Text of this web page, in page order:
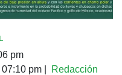
pm
pm| Redacción